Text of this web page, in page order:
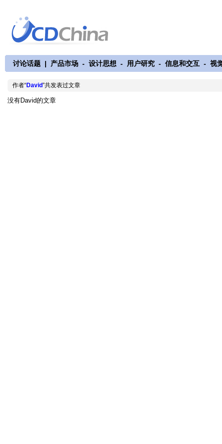
讨论话题 | 产品市场 - 设计思想 - 用户研究 - 信息和交互 - 视
作者“David”共发表过文章
没有David的文章